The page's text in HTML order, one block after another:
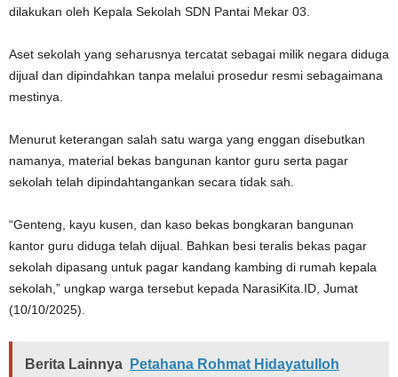
dilakukan oleh Kepala Sekolah SDN Pantai Mekar 03.
Aset sekolah yang seharusnya tercatat sebagai milik negara diduga
dijual dan dipindahkan tanpa melalui prosedur resmi sebagaimana
mestinya.
Menurut keterangan salah satu warga yang enggan disebutkan
namanya, material bekas bangunan kantor guru serta pagar
sekolah telah dipindahtangankan secara tidak sah.
“Genteng, kayu kusen, dan kaso bekas bongkaran bangunan
kantor guru diduga telah dijual. Bahkan besi teralis bekas pagar
sekolah dipasang untuk pagar kandang kambing di rumah kepala
sekolah,” ungkap warga tersebut kepada NarasiKita.ID, Jumat
(10/10/2025).
Berita Lainnya
Petahana Rohmat Hidayatulloh